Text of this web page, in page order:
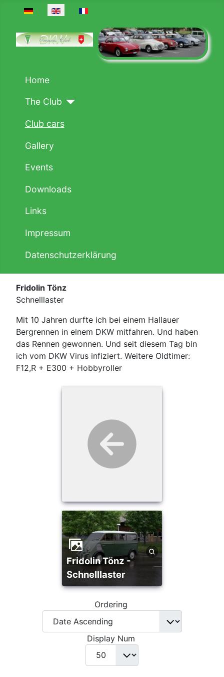
Select your language
Home
The Club
Club cars
Gallery
Events
Downloads
Links
Impressum
Datenschutzerklärung
Fridolin Tönz
Schnelllaster
Mit 10 Jahren durfte ich bei einem Hallauer
Bergrennen in einem DKW mitfahren. Und haben
das Rennen gewonnen. Und seit diesem Tag bin
ich vom DKW Virus infiziert. Weitere Oldtimer:
F12,R + E300 + Hobbyroller
Fridolin Tönz -
Schnelllaster
Ordering
Display Num